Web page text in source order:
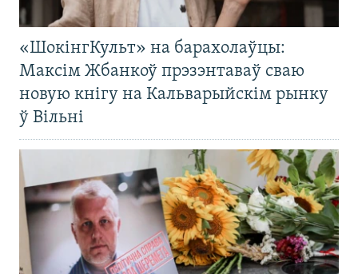
«ШокінгКульт» на барахолаўцы:
Максім Жбанкоў прэзэнтаваў сваю
новую кнігу на Кальварыйскім рынку
ў Вільні